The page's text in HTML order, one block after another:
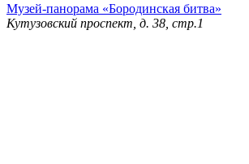
Музей-панорама «Бородинская битва»
Кутузовский проспект, д. 38, стр.1